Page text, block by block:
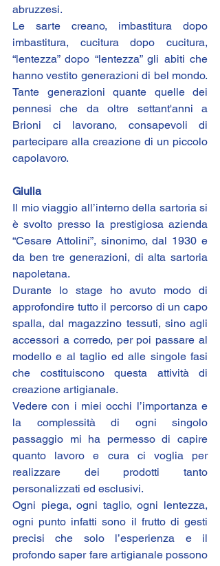
abruzzesi.
Le sarte creano, imbastitura dopo
imbastitura, cucitura dopo cucitura,
“lentezza” dopo “lentezza” gli abiti che
hanno vestito generazioni di bel mondo.
Tante generazioni quante quelle dei
pennesi che da oltre settant'anni a
Brioni ci lavorano, consapevoli di
partecipare alla creazione di un piccolo
capolavoro.
Giulia
Il mio viaggio all’interno della sartoria si
è svolto presso la prestigiosa azienda
“Cesare Attolini”, sinonimo, dal 1930 e
da ben tre generazioni, di alta sartoria
napoletana.
Durante lo stage ho avuto modo di
approfondire tutto il percorso di un capo
spalla, dal magazzino tessuti, sino agli
accessori a corredo, per poi passare al
modello e al taglio ed alle singole fasi
che costituiscono questa attività di
creazione artigianale.
Vedere con i miei occhi l’importanza e
la complessità di ogni singolo
passaggio mi ha permesso di capire
quanto lavoro e cura ci voglia per
realizzare dei prodotti tanto
personalizzati ed esclusivi.
Ogni piega, ogni taglio, ogni lentezza,
ogni punto infatti sono il frutto di gesti
precisi che solo l’esperienza e il
profondo saper fare artigianale possono